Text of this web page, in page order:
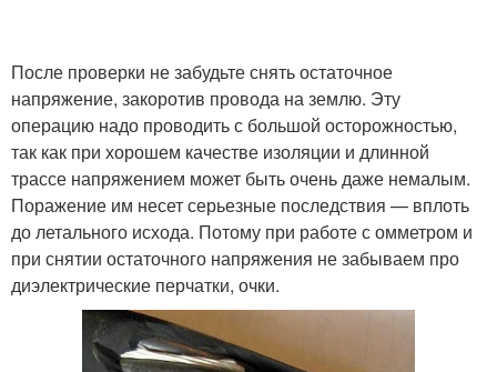
После проверки не забудьте снять остаточное
напряжение, закоротив провода на землю. Эту
операцию надо проводить с большой осторожностью,
так как при хорошем качестве изоляции и длинной
трассе напряжением может быть очень даже немалым.
Поражение им несет серьезные последствия — вплоть
до летального исхода. Потому при работе с омметром и
при снятии остаточного напряжения не забываем про
диэлектрические перчатки, очки.